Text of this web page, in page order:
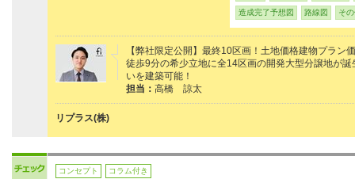
造成完了予想図 路線図 そ
【弊社限定公開】最終10区画！土地価格建物プラ
徒歩9分の希少立地に全14区画の開発大型分譲地が
いを建築可能！
担当： 高橋 諒太
リプラス(株)
コンセプト コラム付き